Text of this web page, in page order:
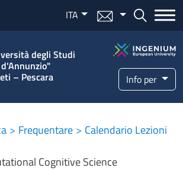
Salta al contenuto principale
ITA Menu mail Bottone
degli Studi
d'Annunzio"
– Pescara Info per
Frequentare
Calendario Lezioni
Cognitive Science